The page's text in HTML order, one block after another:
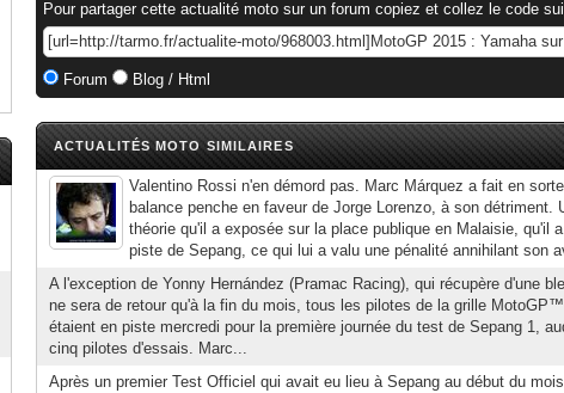
Pour partager cette actualité moto sur un forum copiez et collez le code
Forum Blog / Html
ACTUALITÉS MOTO SIMILAIRES
Valentino Rossi n'en démord pas. Marc Márquez a fait en
balance penche en faveur de Jorge Lorenzo, à son détriment.
théorie qu'il a exposée sur la place publique en Malaisie, qu'il
piste de Sepang, ce qui lui a valu une pénalité annihilant son
A l'exception de Yonny Hernández (Pramac Racing), qui récupère d'une
ne sera de retour qu'à la fin du mois, tous les pilotes de la grille
étaient en piste mercredi pour la première journée du test de Sepang 1,
cinq pilotes d'essais. Marc...
Après un premier Test Officiel qui avait eu lieu à Sepang au début du